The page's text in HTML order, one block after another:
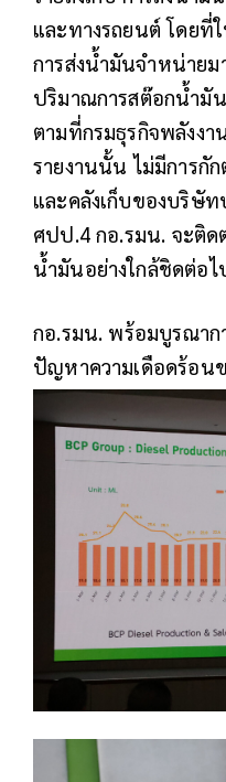
และทางรถยนต์ โดยที่
การส่งน้ำมันจำหน่ายม
ปริมาณการสต๊อกน้ำมั
ตามที่กรมธุรกิจพลังง
รายงานนั้น ไม่มีการกั
และคลังเก็บของบริษั
ศปป.4 กอ.รมน. จะติด
น้ำมันอย่างใกล้ชิดต่อไ
กอ.รมน. พร้อมบูรณาก
ปัญหาความเดือดร้อน